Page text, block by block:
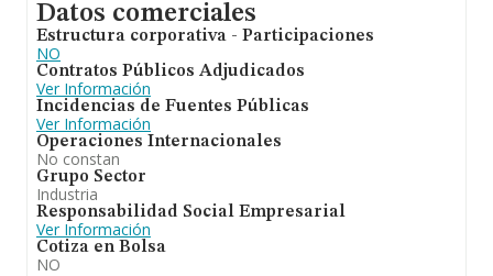
Datos comerciales
Estructura corporativa - Participaciones
NO
Contratos Públicos Adjudicados
Ver Información
Incidencias de Fuentes Públicas
Ver Información
Operaciones Internacionales
No constan
Grupo Sector
Industria
Responsabilidad Social Empresarial
Ver Información
Cotiza en Bolsa
NO